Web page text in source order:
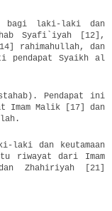
bagi laki-laki dan
Syafi`iyah [12],
rahimahullah, dan
pendapat Syaikh al
Pendapat ini
Imam Malik [17] dan
laki dan keutamaan
riwayat dari Imam
Zhahiriyah [21]